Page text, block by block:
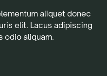
aliquet donec
elit. Lacus adipiscing
odio aliquam.